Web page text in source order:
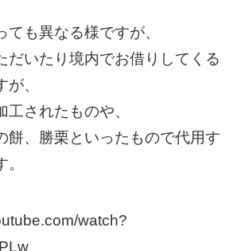
ても異なる様ですが、
だいたり境内でお借りしてくる
、
されたものや、
餅、勝栗といったもので代用す
watch?